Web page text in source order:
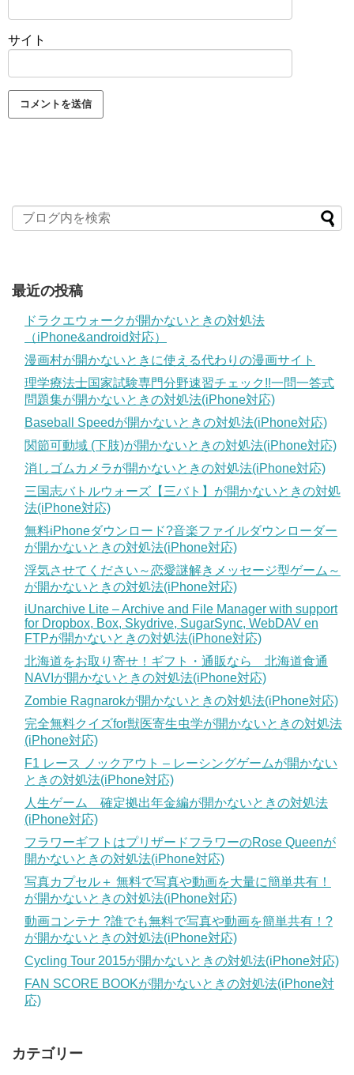
サイト
最近の投稿
ドラクエウォークが開かないときの対処法
（iPhone&android対応）
漫画村が開かないときに使える代わりの漫画サイト
理学療法士国家試験専門分野速習チェック!!一問一答式
問題集が開かないときの対処法(iPhone対応)
Baseball Speedが開かないときの対処法(iPhone対応)
関節可動域 (下肢)が開かないときの対処法(iPhone対応)
消しゴムカメラが開かないときの対処法(iPhone対応)
三国志バトルウォーズ【三バト】が開かないときの対処
法(iPhone対応)
無料iPhoneダウンロード?音楽ファイルダウンローダー
が開かないときの対処法(iPhone対応)
浮気させてください～恋愛謎解きメッセージ型ゲーム～
が開かないときの対処法(iPhone対応)
iUnarchive Lite – Archive and File Manager with support
for Dropbox, Box, Skydrive, SugarSync, WebDAV en
FTPが開かないときの対処法(iPhone対応)
北海道をお取り寄せ！ギフト・通販なら 北海道食通
NAVIが開かないときの対処法(iPhone対応)
Zombie Ragnarokが開かないときの対処法(iPhone対応)
完全無料クイズfor獣医寄生虫学が開かないときの対処法
(iPhone対応)
F1 レース ノックアウト – レーシングゲームが開かない
ときの対処法(iPhone対応)
人生ゲーム 確定拠出年金編が開かないときの対処法
(iPhone対応)
フラワーギフトはプリザードフラワーのRose Queenが
開かないときの対処法(iPhone対応)
写真カプセル＋ 無料で写真や動画を大量に簡単共有！
が開かないときの対処法(iPhone対応)
動画コンテナ ?誰でも無料で写真や動画を簡単共有！?
が開かないときの対処法(iPhone対応)
Cycling Tour 2015が開かないときの対処法(iPhone対応)
FAN SCORE BOOKが開かないときの対処法(iPhone対
応)
カテゴリー